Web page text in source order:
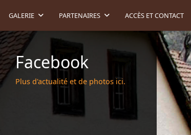
GALERIE PARTENAIRES ACCÈS ET CONTACT
Facebook
Plus d'actualité et de photos ici.